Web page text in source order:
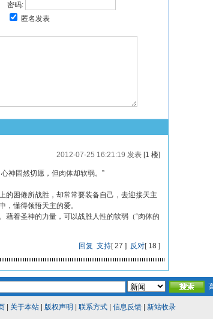
密码:
匿名发表
2012-07-25 16:21:19 发表[1 楼]
神固然切愿，但肉体却软弱。”
困倦所战胜，却常常要装备自己，去迎接天主
懂得领悟天主的爱。
着圣神的力量，可以战胜人性的软弱（“肉体的
回复 支持[27 ] 反对[18 ]
| 关于本站| 版权声明 联系方式| 信息反馈| 新站收录